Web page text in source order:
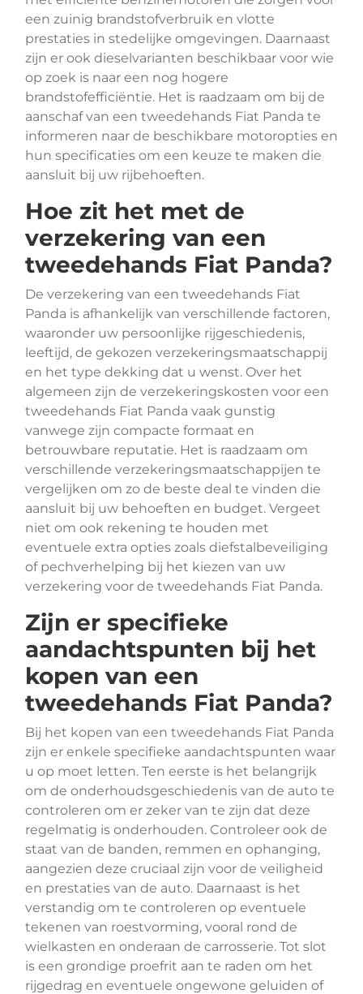
een zuinig brandstofverbruik en vlotte
prestaties in stedelijke omgevingen. Daarnaast
zijn er ook dieselvarianten beschikbaar voor wie
op zoek is naar een nog hogere
brandstofefficiëntie. Het is raadzaam om bij de
aanschaf van een tweedehands Fiat Panda te
informeren naar de beschikbare motoropties en
hun specificaties om een keuze te maken die
aansluit bij uw rijbehoeften.
Hoe zit het met de
verzekering van een
tweedehands Fiat Panda?
De verzekering van een tweedehands Fiat
Panda is afhankelijk van verschillende factoren,
waaronder uw persoonlijke rijgeschiedenis,
leeftijd, de gekozen verzekeringsmaatschappij
en het type dekking dat u wenst. Over het
algemeen zijn de verzekeringskosten voor een
tweedehands Fiat Panda vaak gunstig
vanwege zijn compacte formaat en
betrouwbare reputatie. Het is raadzaam om
verschillende verzekeringsmaatschappijen te
vergelijken om zo de beste deal te vinden die
aansluit bij uw behoeften en budget. Vergeet
niet om ook rekening te houden met
eventuele extra opties zoals diefstalbeveiliging
of pechverhelping bij het kiezen van uw
verzekering voor de tweedehands Fiat Panda.
Zijn er specifieke
aandachtspunten bij het
kopen van een
tweedehands Fiat Panda?
Bij het kopen van een tweedehands Fiat Panda
zijn er enkele specifieke aandachtspunten waar
u op moet letten. Ten eerste is het belangrijk
om de onderhoudsgeschiedenis van de auto te
controleren om er zeker van te zijn dat deze
regelmatig is onderhouden. Controleer ook de
staat van de banden, remmen en ophanging,
aangezien deze cruciaal zijn voor de veiligheid
en prestaties van de auto. Daarnaast is het
verstandig om te controleren op eventuele
tekenen van roestvorming, vooral rond de
wielkasten en onderaan de carrosserie. Tot slot
is een grondige proefrit aan te raden om het
rijgedrag en eventuele ongewone geluiden of